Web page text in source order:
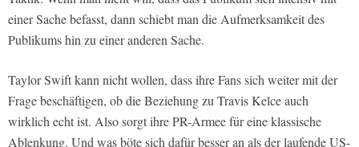
einer Sache befasst, dann schiebt man die Aufmerksamkeit des
Publikums hin zu einer anderen Sache.
Taylor Swift kann nicht wollen, dass ihre Fans sich weiter mit der
Frage beschäftigen, ob die Beziehung zu Travis Kelce auch
wirklich echt ist. Also sorgt ihre PR-Armee für eine klassische
Ablenkung. Und was böte sich dafür besser an als der laufende US-